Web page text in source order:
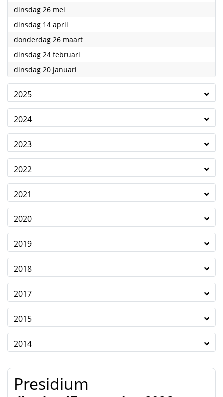
dinsdag 26 mei
dinsdag 14 april
donderdag 26 maart2026
dinsdag 24 februari
dinsdag 20 januari
2025
2024
2023
2022
2021
2020
2019
2018
2017
2015
2014
Presidium